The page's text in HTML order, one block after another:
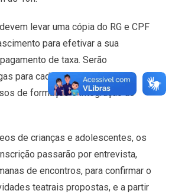
levar uma cópia do RG e CPF
para efetivar a sua
de taxa. Serão
para cada núcleo que darão
de formação e integração ao
de crianças e adolescentes, os
passarão por entrevista,
de encontros, para confirmar o
teatrais propostas, e a partir